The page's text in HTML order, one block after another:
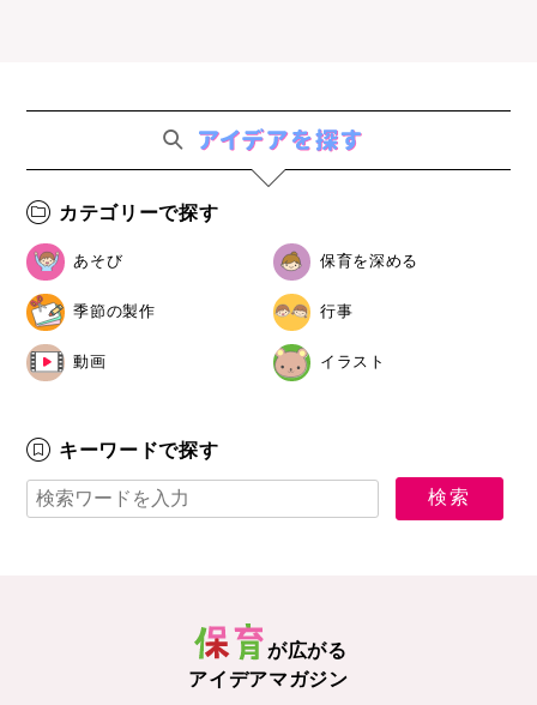
カテゴリーで探す
あそび 保育を深める
季節の製作 行事
動画 イラスト
キーワードで探す
が広がる
アイデアマガジン